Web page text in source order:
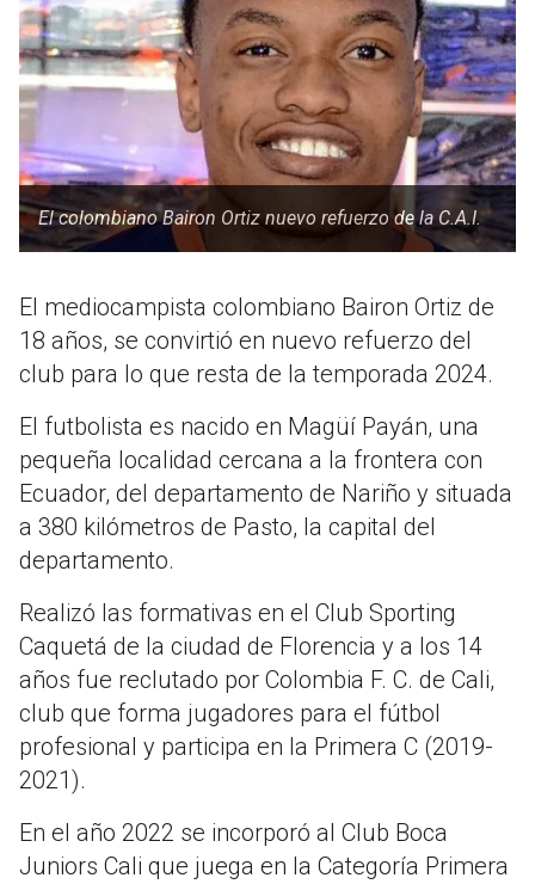
El colombiano Bairon Ortiz nuevo refuerzo de la C.A.I.
El mediocampista colombiano Bairon Ortiz de
18 años, se convirtió en nuevo refuerzo del
club para lo que resta de la temporada 2024.
El futbolista es nacido en Magüí Payán, una
pequeña localidad cercana a la frontera con
Ecuador, del departamento de Nariño y situada
a 380 kilómetros de Pasto, la capital del
departamento.
Realizó las formativas en el Club Sporting
Caquetá de la ciudad de Florencia y a los 14
años fue reclutado por Colombia F. C. de Cali,
club que forma jugadores para el fútbol
profesional y participa en la Primera C (2019-
2021).
En el año 2022 se incorporó al Club Boca
Juniors Cali que juega en la Categoría Primera